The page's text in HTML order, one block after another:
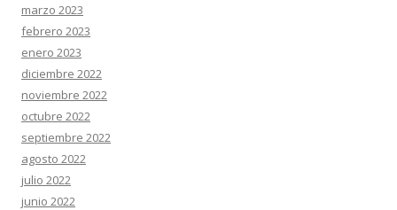
marzo 2023
febrero 2023
enero 2023
diciembre 2022
noviembre 2022
octubre 2022
septiembre 2022
agosto 2022
julio 2022
junio 2022